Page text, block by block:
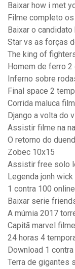
Baixar how i met
Filme completo
Baixar o
Star vs as forças
The king of
Homem de ferro 2
Inferno sobre
Final space 2
Corrida maluca
Django a volta do
Assistir filme na
O retorno do
Zobec 10x15
Assistir free solo
Legenda jonh wick
1 contra 100 online
Baixar serie
A múmia 2017
Capitã marvel
24 horas 4
Download 1
Terra de gigantes